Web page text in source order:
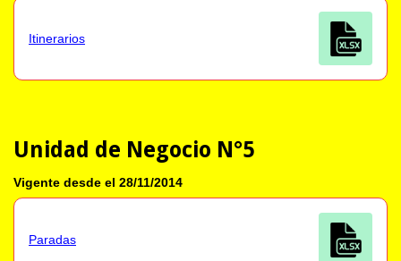
Itinerarios
Unidad de Negocio N°5
Vigente desde el 28/11/2014
Paradas